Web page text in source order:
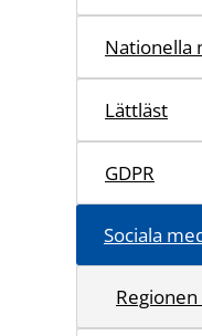
Nationella
Lättläst
GDPR
Sociala